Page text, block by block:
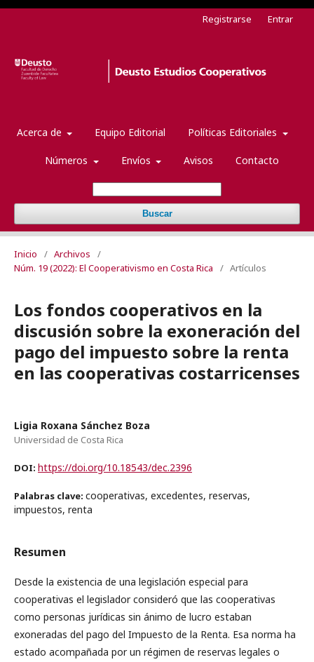
Acerca de Equipo Editorial Políticas Editoriales
Números Envíos Avisos Contacto
Buscar
Registrarse Entrar
Inicio / Archivos
/
Núm. 19 (2022): El Cooperativismo en Costa Rica
/ Artículos
Los fondos cooperativos en la
discusión sobre la exoneración del
pago del impuesto sobre la renta
en las cooperativas costarricenses
Ligia Roxana Sánchez Boza
Universidad de Costa Rica
DOI: https://doi.org/10.18543/dec.2396
Palabras clave: cooperativas, excedentes, reservas,
impuestos, renta
Resumen
Desde la existencia de una legislación especial para
cooperativas el legislador consideró que las cooperativas
como personas jurídicas sin ánimo de lucro estaban
exoneradas del pago del Impuesto de la Renta. Esa norma ha
estado acompañada por un régimen de reservas legales o